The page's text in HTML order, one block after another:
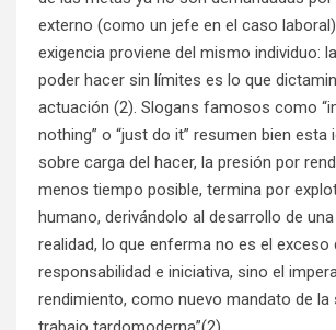
externo (como un jefe en el caso
exigencia proviene del mismo individuo:
poder hacer sin límites es lo que
actuación (2). Slogans famosos como
nothing” o “just do it” resumen bien esta
sobre carga del hacer, la presión por
menos tiempo posible, termina por
humano, derivándolo al desarrollo de una
realidad, lo que enferma no es el exceso
responsabilidad e iniciativa, sino el
rendimiento, como nuevo mandato de la